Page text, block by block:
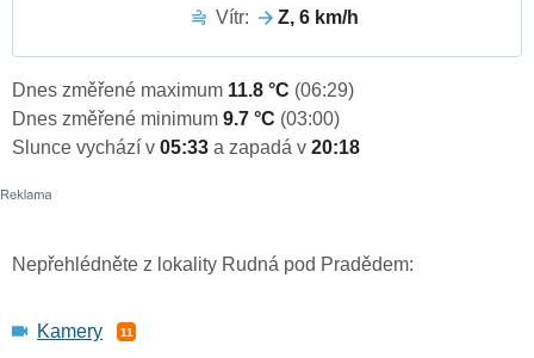
Vítr:
Z, 6 km/h
Dnes změřené maximum 11.8 °C (06:29)
Dnes změřené minimum 9.7 °C (03:00)
Slunce vychází v 05:33 a zapadá v 20:18
Nepřehlédněte z lokality Rudná pod Pradědem:
Kamery 11